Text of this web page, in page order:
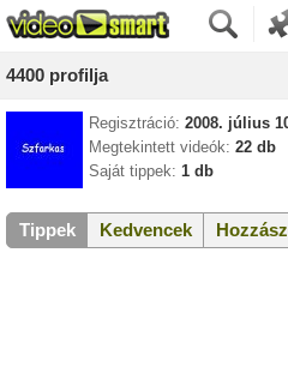
4400 profilja
Regisztráció: 2008. július
Megtekintett videók: 22 db
Saját tippek: 1 db
Tippek Kedvencek